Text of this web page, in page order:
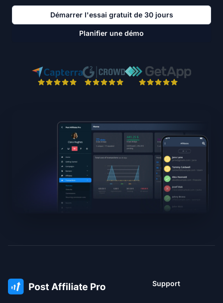
Démarrer l'essai gratuit de 30 jours
Planifier une démo
Support